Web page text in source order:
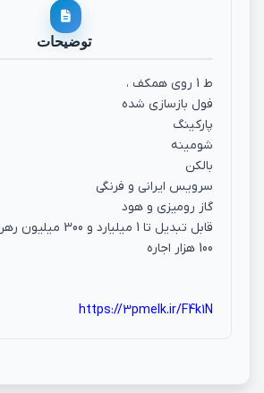
توضیحات
ط 1 روی همکف ،
فول بازسازی شده
پارکینگ
شومینه
بالکن
سرویس ایرانی و فرنگی
گاز رومیزی و هود
100 هزار اجاره
https://3pmelk.ir/F4k1N